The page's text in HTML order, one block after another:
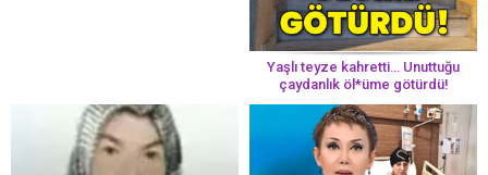
Yaşlı teyze kahretti… Unuttuğu
çaydanlık öl*üme götürdü!